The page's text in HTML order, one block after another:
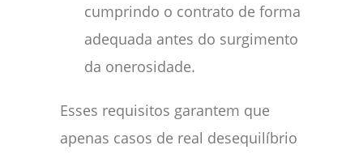
cumprindo o contrato de forma
adequada antes do surgimento
da onerosidade.
Esses requisitos garantem que
apenas casos de real desequilíbrio